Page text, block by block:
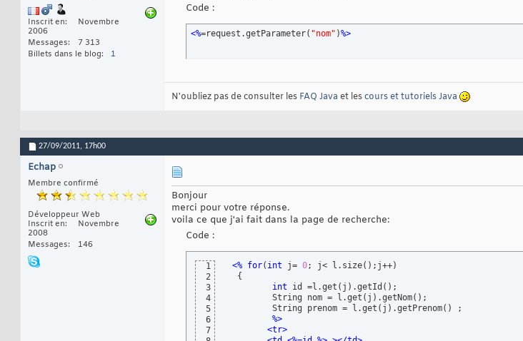
Inscrit en
Novembre
2006
Messages
7 313
Billets dans le blog
1
Code :
<%=request.getParameter( "nom" )%>
N'oubliez pas de consulter les FAQ Java et lescours et tutoriels Java
27/09/2011, 17h00
Echap
Membre confirmé
Développeur Web
Inscrit en
Novembre
2008
Messages
146
Bonjour
merci pour votre réponse.
voila ce que j'ai fait dans la page de recherche:
Code :
1
2
3
4
5
6
7
<% for( int j= 0; j< l.size( ) ;j++)
{
int id =l.get ( j ) .getId ( ) ;
String nom = l.get ( j ) .getNom( ) ;
String prenom = l.get ( j ) .getPrenom( )
;
%>
<tr>